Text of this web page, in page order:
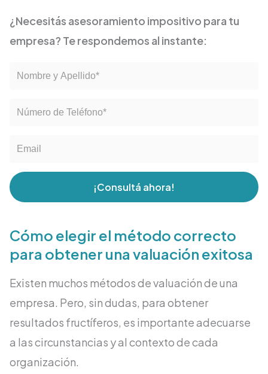
¿Necesitás asesoramiento impositivo para tu
empresa? Te respondemos al instante:
¡Consultá ahora!
Cómo elegir el método correcto
para obtener una valuación exitosa
Existen muchos métodos de valuación de una
empresa. Pero, sin dudas, para obtener
resultados fructíferos, es importante adecuarse
a las circunstancias y al contexto de cada
organización.